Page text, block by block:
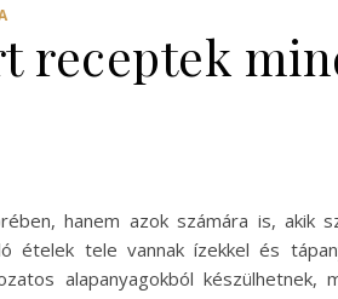
receptek
hanem azok számára is, akik
ételek tele vannak ízekkel és
alapanyagokból készülhetnek,